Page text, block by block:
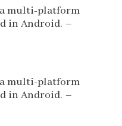
multi-platform
in Android. –
multi-platform
in Android. –